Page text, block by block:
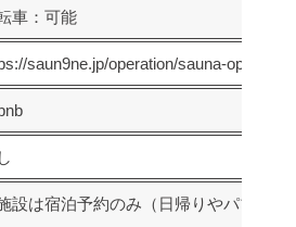
車：可能
saun9ne.jp/operation/sauna-
設は宿泊予約のみ（日帰りやパブリ